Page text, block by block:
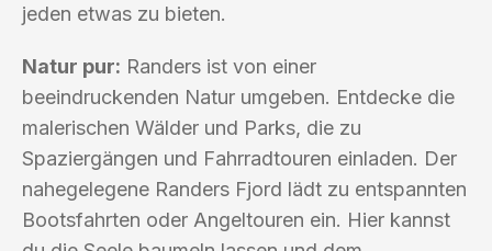
jeden etwas zu bieten.
Natur pur: Randers ist von einer
beeindruckenden Natur umgeben. Entdecke die
malerischen Wälder und Parks, die zu
Spaziergängen und Fahrradtouren einladen. Der
nahegelegene Randers Fjord lädt zu entspannten
Bootsfahrten oder Angeltouren ein. Hier kannst